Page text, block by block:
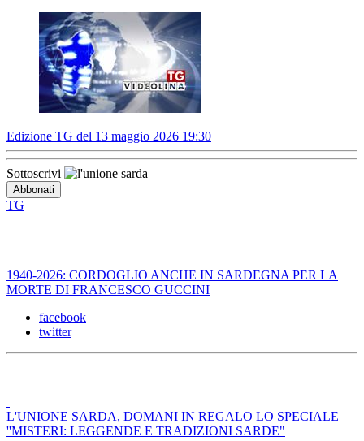
Edizione TG del 13 maggio 2026 19:30
Sottoscrivi
TG
1940-2026: CORDOGLIO ANCHE IN SARDEGNA PER LA
MORTE DI FRANCESCO GUCCINI
facebook
twitter
L'UNIONE SARDA, DOMANI IN REGALO LO SPECIALE
''MISTERI: LEGGENDE E TRADIZIONI SARDE"